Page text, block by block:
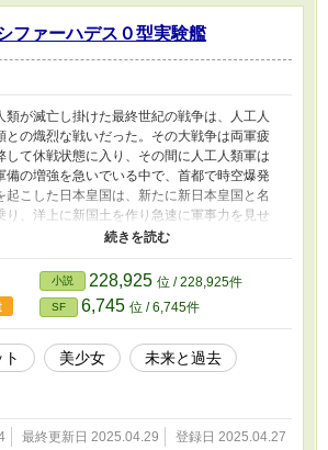
ファーハデス０型実験艦
類が滅亡し掛けた最終世紀の戦争は、人工人
との熾烈な戦いだった。その大戦争は両軍疲
して休戦状態に入り、その間に人工人類軍は
備の増強を急いでいる中で、首都で時空爆発
起こした日本皇国は、新たに新日本皇国と名
り、洋上に新国土を作り急速に軍事力を見せ
出した。人工人類軍は新日本皇国軍を警戒し
の調査と監視を続けている。そして、もう一方
は人工人類軍が科学の粋を結集して作り上げ
特殊超空母ルシファーハデス０型実験艦が建
されていた。それは全く新しい時空路を搭載
た新技術を取り入れた物だった。
小説 228,925 位 / 228,925件
SF 6,745 位 / 6,745件
美少女
未来と過去
最終更新日 2025.04.29 登録日 2025.04.27